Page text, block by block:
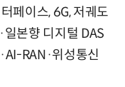
페이스, 6G, 저궤도
본향 디지털 DAS
RAN·위성통신